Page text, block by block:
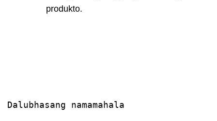
produkto.
Dalubhasang namamahala